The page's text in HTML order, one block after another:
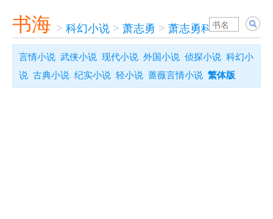
书海 > 科幻小说 > 萧志勇 > 萧志勇科幻小说集
言情小说 武侠小说 现代小说 外国小说 侦探小说 科幻小
说 古典小说 纪实小说 轻小说 蔷薇言情小说 繁体版